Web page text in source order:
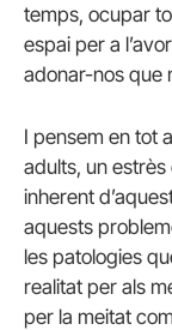
temps, ocupar
espai per a
adonar-nos que
I pensem en tot
adults, un
inherent
aquests
les patologies
realitat per als
per la meitat